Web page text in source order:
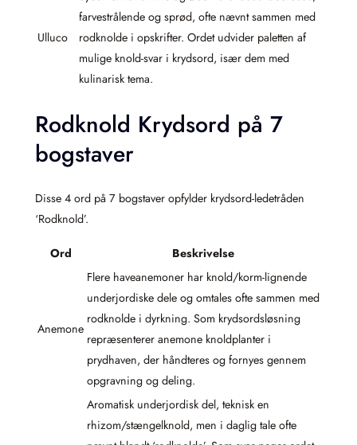
Ulluco
farvestrålende og sprød, ofte nævnt sammen med
rodknolde i opskrifter. Ordet udvider paletten af
mulige knold-svar i krydsord, især dem med
kulinarisk tema.
Rodknold Krydsord på 7
bogstaver
Disse 4 ord på 7 bogstaver opfylder krydsord-ledetråden
‘Rodknold’.
Ord Beskrivelse
Anemone
Flere haveanemoner har knold/korm-lignende
underjordiske dele og omtales ofte sammen med
rodknolde i dyrkning. Som krydsordsløsning
repræsenterer anemone knoldplanter i
prydhaven, der håndteres og fornyes gennem
opgravning og deling.
Aromatisk underjordisk del, teknisk en
rhizom/stængelknold, men i daglig tale ofte